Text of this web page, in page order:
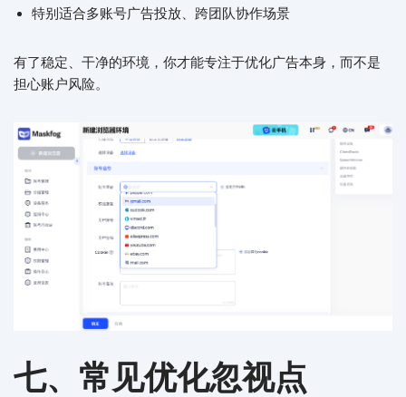
特别适合多账号广告投放、跨团队协作场景
有了稳定、干净的环境，你才能专注于优化广告本身，而不是
担心账户风险。
七、常见优化忽视点